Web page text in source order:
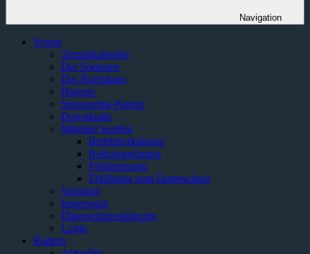
Navigation
Verein
Terminkalender
Der Sorpesee
Das Bootshaus
Historie
Sponsoring-Partner
Downloads
Mitglied werden
Beitrittserklärung
Beitragsordnung
Förderzusage
Erklärung zum Datenschutz
Vorstand
Impressum
Datenschutzerklärung
Login
Rudern